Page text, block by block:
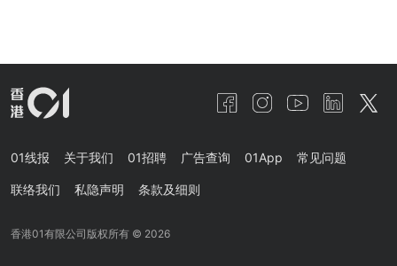
01线报 关于我们 01招聘 广告查询 01App 常见问题
联络我们 私隐声明 条款及细则
香港01有限公司版权所有 © 2026